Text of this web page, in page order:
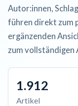
Autor:innen,
führen direkt zum
ergänzenden
zum vollständigen
1.912
Artikel